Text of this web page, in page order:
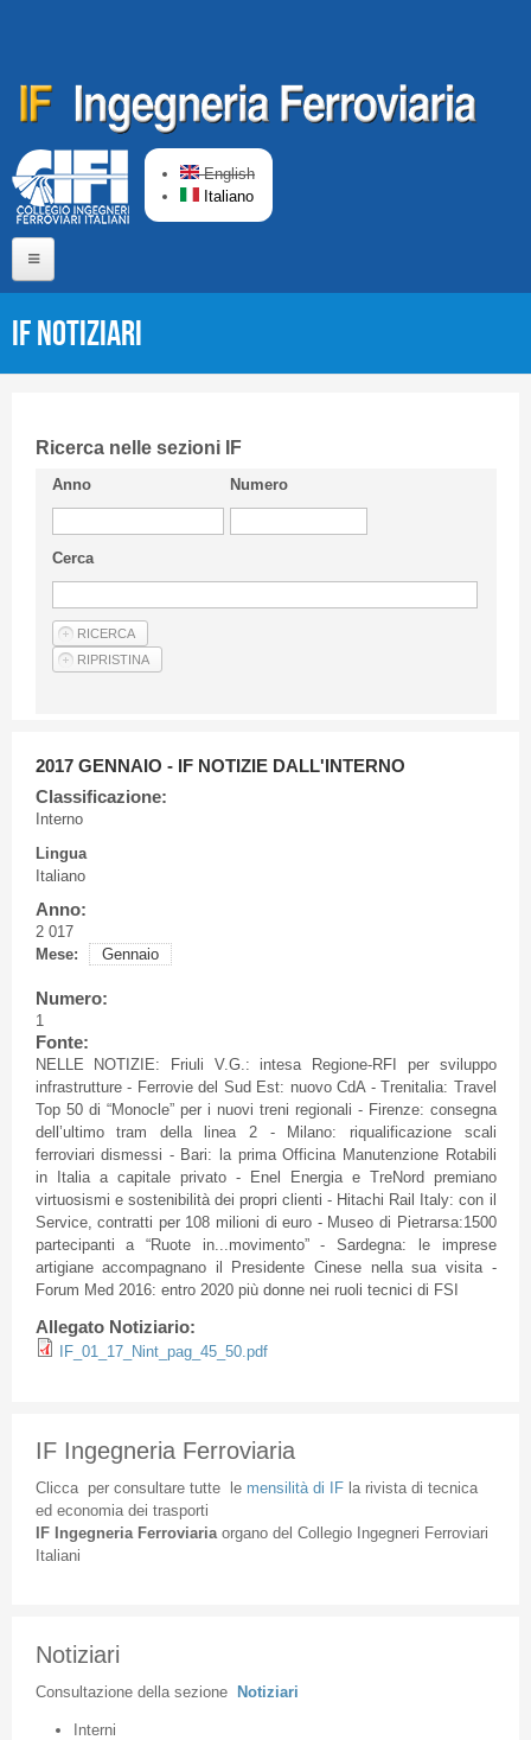
English
Italiano
CIFI in breve
Linee Guida
Privacy Policy
Articoli
IF Notiziari
Ricerca nelle sezioni IF
Anno Numero
Cerca
2017 GENNAIO - IF NOTIZIE DALL'INTERNO
Classificazione:
Interno
Lingua
Italiano
Anno:
2 017
Mese:
Gennaio
Numero:
1
Fonte:
NELLE NOTIZIE: Friuli V.G.: intesa Regione-RFI per sviluppo
infrastrutture- Ferroviedel Sud Est: nuovo CdA- Trenitalia: Travel
Top 50 di “Monocle” per i nuovi treni regionali - Firenze: consegna
dell’ultimotram della linea2 - Milano: riqualificazione
scali
ferroviari dismessi - Bari: la primaOfficina Manutenzione Rotabili
in Italia a capitale privato- Enel Energiae TreNord premiano
virtuosismi e sostenibilità dei propri clienti - Hitachi Rail Italy: con il
Service,contratti per 108 milioni di euro - Museo di Pietrarsa:1500
partecipanti a “Ruotein...movimento” -Sardegna: le imprese
artigiane accompagnano il Presidente Cinese nella sua visita-
Forum Med 2016: entro2020 più donne nei ruoli tecnici di FSI
Allegato Notiziario:
IF_01_17_Nint_pag_45_50.pdf
IF Ingegneria Ferroviaria
Cliccaper consultare tuttele mensilità di IFla rivista di tecnica
ed economia dei trasporti
IF Ingegneria Ferroviaria organodel Collegio Ingegneri Ferroviari
Italiani
Notiziari
Consultazione della sezione Notiziari
Interni